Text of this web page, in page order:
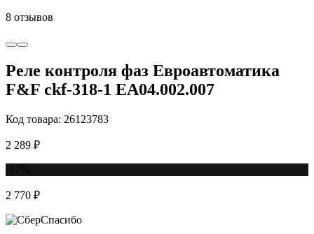
8 отзывов
Реле контроля фаз Евроавтоматика
F&F ckf-318-1 EA04.002.007
Код товара: 26123783
2 289 ₽
2 770 ₽